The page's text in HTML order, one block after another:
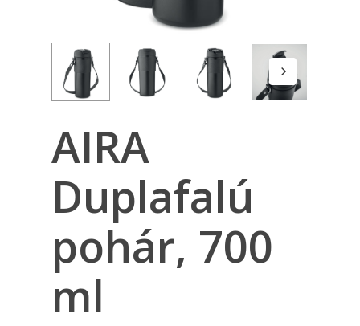
AIRA
Duplafalú
pohár, 700
ml